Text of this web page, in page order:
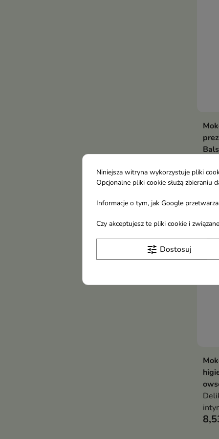
Niniejsza witryna wykorzystuje pliki
Opcjonalne pliki cookie służą
Informacje o tym, jak Google
Czy akceptujesz te pliki cookie i
tune Dostosuj